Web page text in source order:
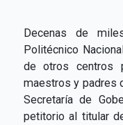
Decenas de
Politécnico
de otros centros
maestros y padres
Secretaría de
petitorio al titular